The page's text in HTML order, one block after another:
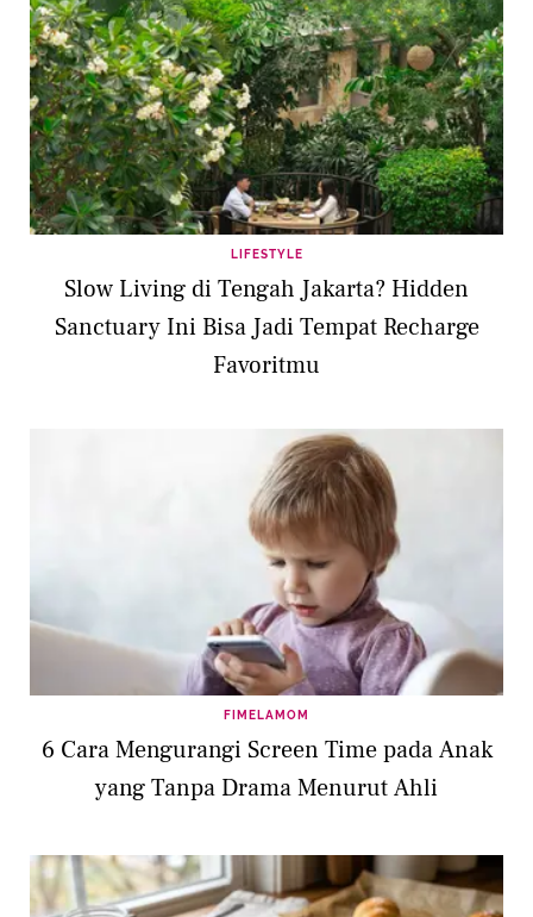
LIFESTYLE
Slow Living di Tengah Jakarta? Hidden
Sanctuary Ini Bisa Jadi Tempat Recharge
Favoritmu
FIMELAMOM
6 Cara Mengurangi Screen Time pada Anak
yang Tanpa Drama Menurut Ahli